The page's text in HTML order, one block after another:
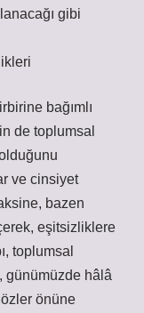
gibi
bağımlı
de toplumsal
ve cinsiyet
bazen
eşitsizliklere
toplumsal
günümüzde hâlâ
önüne